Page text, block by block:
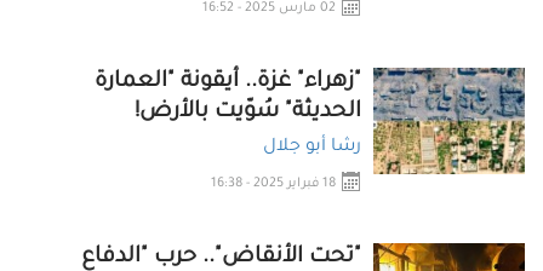
02 مارس 2025 - 16:52
"زهراء" غزة.. أيقونة "العمارة
الحديثة" سُوّيت بالأرض!
رشا أبو جلال
18 فبراير 2025 - 16:38
"تحت الأنقاض".. حرب "الدفاع